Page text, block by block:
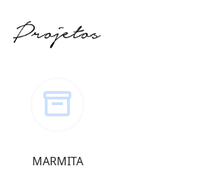
MARMITA